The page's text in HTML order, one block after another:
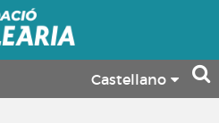
Castellano